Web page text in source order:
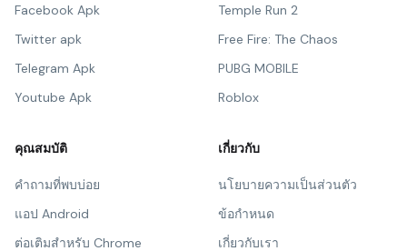
Facebook Apk
Twitter apk
Telegram Apk
Youtube Apk
Temple Run 2
Free Fire: The Chaos
PUBG MOBILE
Roblox
คุณสมบัติ
คำถามที่พบบ่อย
แอป Android
ต่อเติมสำหรับ Chrome
เกี่ยวกับ
นโยบายความเป็นส่วนตัว
ข้อกำหนด
เกี่ยวกับเรา